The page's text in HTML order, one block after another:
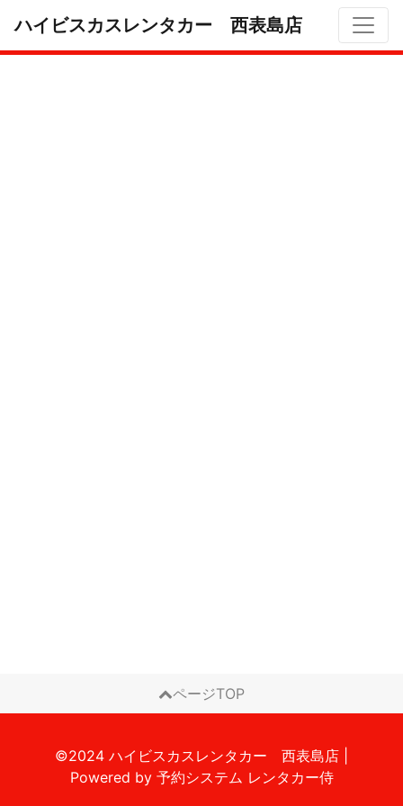
ハイビスカスレンタカー 西表島店
ページTOP
©2024 ハイビスカスレンタカー 西表島店
Powered by 予約システム レンタカー侍